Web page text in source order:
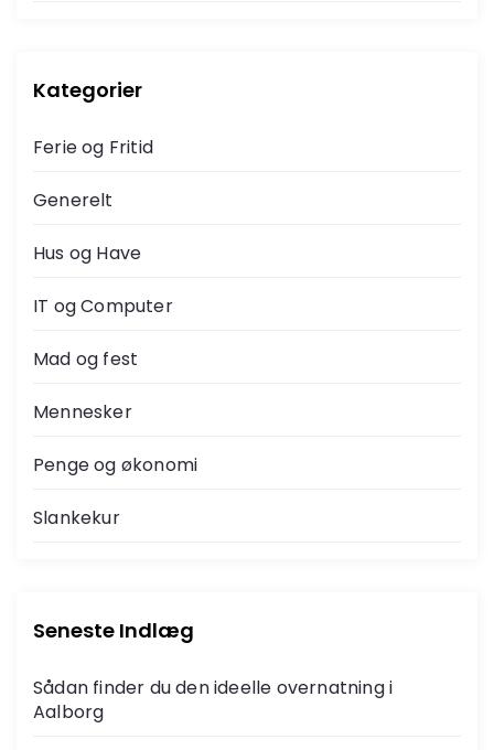
Kategorier
Ferie og Fritid
Generelt
Hus og Have
IT og Computer
Mad og fest
Mennesker
Penge og økonomi
Slankekur
Seneste Indlæg
Sådan finder du den ideelle overnatning i
Aalborg